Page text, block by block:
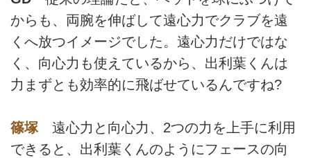
からも、両腕を伸ばして遠心力でクラブを遠
くへ放つイメージでした。遠心力だけではな
く、向心力も使えているから、出利葉くんは
力まずとも効率的に飛ばせているんですね?
篠塚遠心力と向心力、2つの力を上手に利用
できると、出利葉くんのようにフェースの向